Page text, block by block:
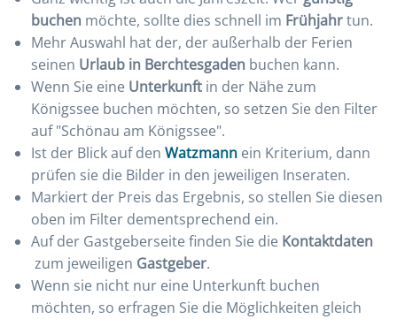
buchen möchte, sollte dies schnell im Frühjahrtun.
Mehr Auswahl hat der, der außerhalb der Ferien
seinen Urlaub in Berchtesgaden buchen kann.
Wenn Sie eine Unterkunft in der Nähe zum
Königssee buchen möchten, so setzen Sie den Filter
auf "Schönau am Königssee".
Ist der Blick auf den Watzmann ein Kriterium, dann
prüfen sie die Bilder in den jeweiligen Inseraten.
Markiert der Preis das Ergebnis, so stellen Sie diesen
oben im Filter dementsprechend ein.
Auf der Gastgeberseite finden Sie die Kontaktdaten
zum jeweiligen Gastgeber.
Wenn sie nicht nur eine Unterkunft buchen
möchten, so erfragen Sie die Möglichkeiten gleich